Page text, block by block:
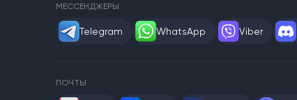
МЕССЕНДЖЕРЫ
Telegram WhatsApp Viber
ПОЧТЫ